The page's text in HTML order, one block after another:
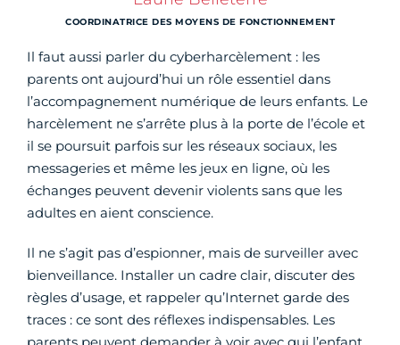
COORDINATRICE DES MOYENS DE FONCTIONNEMENT
Il faut aussi parler du cyberharcèlement : les
parents ont aujourd’hui un rôle essentiel dans
l’accompagnement numérique de leurs enfants. Le
harcèlement ne s’arrête plus à la porte de l’école et
il se poursuit parfois sur les réseaux sociaux, les
messageries et même les jeux en ligne, où les
échanges peuvent devenir violents sans que les
adultes en aient conscience.
Il ne s’agit pas d’espionner, mais de surveiller avec
bienveillance. Installer un cadre clair, discuter des
règles d’usage, et rappeler qu’Internet garde des
traces : ce sont des réflexes indispensables. Les